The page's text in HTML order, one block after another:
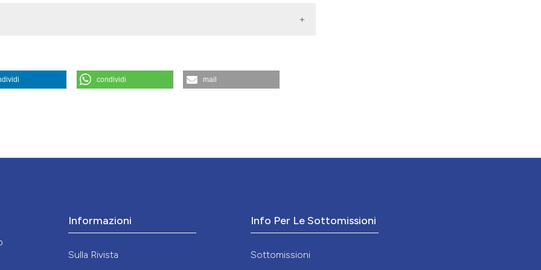
personale sanitario e familiari. Risultati di una indagine sul campo.
condividi mail
Informazioni
Sulla Rivista
Info Per Le Sottomissioni
Sottomissioni